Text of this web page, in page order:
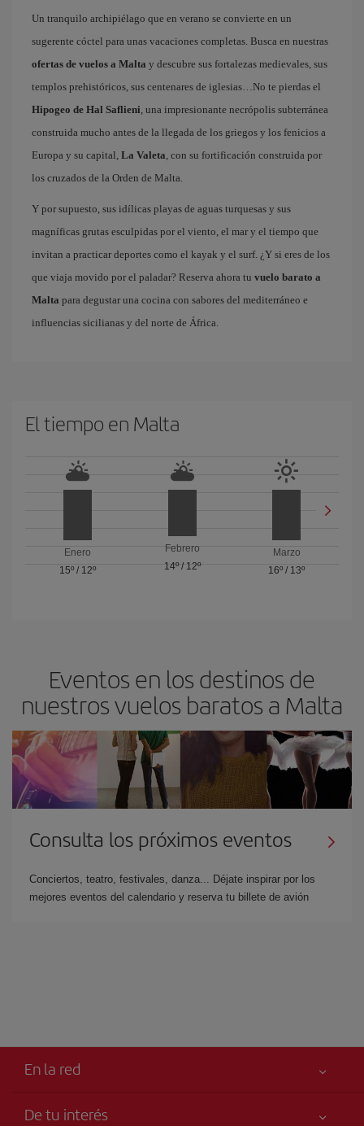
Un tranquilo archipiélago que en verano se convierte en un
sugerente cóctel para unas vacaciones completas. Busca en nuestras
ofertas de vuelos a Malta y descubre sus fortalezas medievales, sus
templos prehistóricos, sus centenares de iglesias…No te pierdas el
Hipogeo de Hal Saflieni, una impresionante necrópolis subterránea
construida mucho antes de la llegada de los griegos y los fenicios a
Europa y su capital, La Valeta, con su fortificación construida por
los cruzados de la Orden de Malta.
Y por supuesto, sus idílicas playas de aguas turquesas y sus
magníficas grutas esculpidas por el viento, el mar y el tiempo que
invitan a practicar deportes como el kayak y el surf. ¿Y si eres de los
que viaja movido por el paladar? Reserva ahora tu vuelo barato a
Malta para degustar una cocina con sabores del mediterráneo e
influencias sicilianas y del norte de África.
El tiempo en Malta
Enero
15º/ 12º
Febrero
14º/ 12º
Marzo
16º / 13º
Eventos en los destinos de
nuestros vuelos baratos a Malta
Consulta los próximos eventos
Conciertos, teatro, festivales, danza... Déjate inspirar por los
mejores eventos del calendario y reserva tu billete de avión
En la red
De tu interés